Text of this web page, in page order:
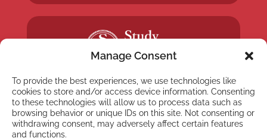
Manage Consent
To provide the best experiences, we use technologies like
cookies to store and/or access device information. Consenting
to these technologies will allow us to process data such as
browsing behavior or unique IDs on this site. Not consenting or
withdrawing consent, may adversely affect certain features
and functions.